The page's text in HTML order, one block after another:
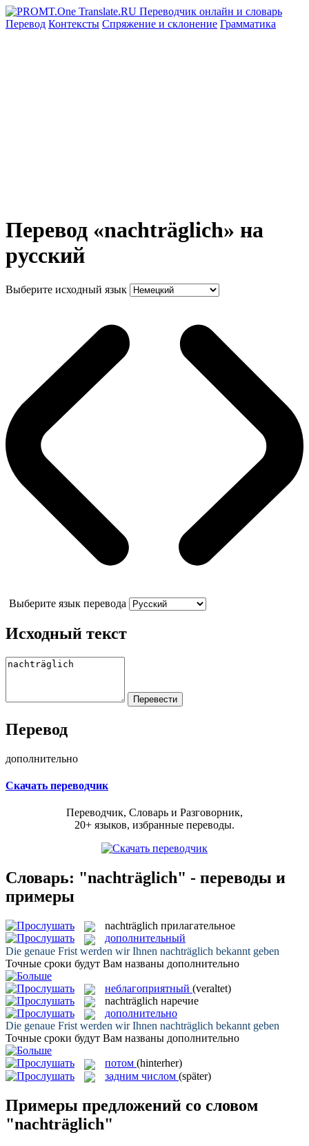
Перевод Контексты Спряжение и склонение Грамматика
Перевод «nachträglich» на
русский
Выберите исходный язык
Выберите язык перевода
Исходный текст
Перевод
дополнительно
Скачать переводчик
Переводчик, Словарь и Разговорник,
20+ языков, избранные переводы.
Словарь: "nachträglich" - переводы и
примеры
nachträglich прилагательное
дополнительный
Die genaue Frist werden wir Ihnen nachträglich bekannt geben
Точные сроки будут Вам названы дополнительно
неблагоприятный (veraltet)
nachträglich наречие
дополнительно
Die genaue Frist werden wir Ihnen nachträglich bekannt geben
Точные сроки будут Вам названы дополнительно
потом (hinterher)
задним числом (später)
Примеры предложений со словом
"nachträglich"